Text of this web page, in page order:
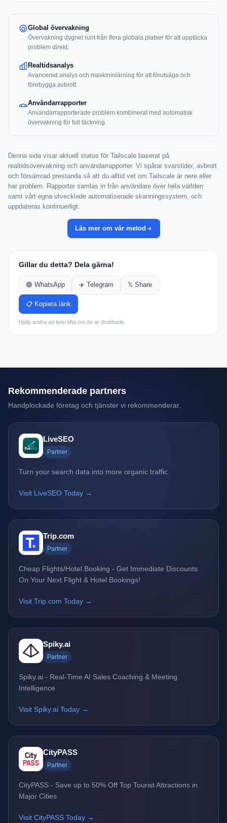
Global övervakning
Övervakning dygnet runt från flera globala platser för att upptäcka
problem direkt.
Realtidsanalys
Avancerad analys och maskininlärning för att förutsäga och
förebygga avbrott.
Användarrapporter
Användarrapporterade problem kombinerat med automatisk
övervakning för full täckning.
Denna sida visar aktuell status för Tailscale baserat på
realtidsövervakning och användarrapporter. Vi spårar svarstider, avbrott
och försämrad prestanda så att du alltid vet om Tailscale är nere eller
har problem. Rapporter samlas in från användare över hela världen
samt vårt egna utvecklade automatiserade skanningssystem, och
uppdateras kontinuerligt.
Läs mer om vår metod
Gillar du detta? Dela gärna!
🟢 WhatsApp ✈️ Telegram 𝕏 Share
📋 Kopiera länk
Hjälp andra att bekräfta om de är drabbade.
Rekommenderade partners
Handplockade företag och tjänster vi rekommenderar.
LiveSEO
Partner
Turn your search data into more organic traffic
Visit LiveSEO Today →
Trip.com
Partner
Cheap Flights/Hotel Booking - Get Immediate Discounts
On Your Next Flight & Hotel Bookings!
Visit Trip.com Today →
Spiky.ai
Partner
Spiky.ai - Real-Time AI Sales Coaching & Meeting
Intelligence
Visit Spiky.ai Today →
CityPASS
Partner
CityPASS - Save up to 50% Off Top Tourist Attractions in
Major Cities
Visit CityPASS Today →